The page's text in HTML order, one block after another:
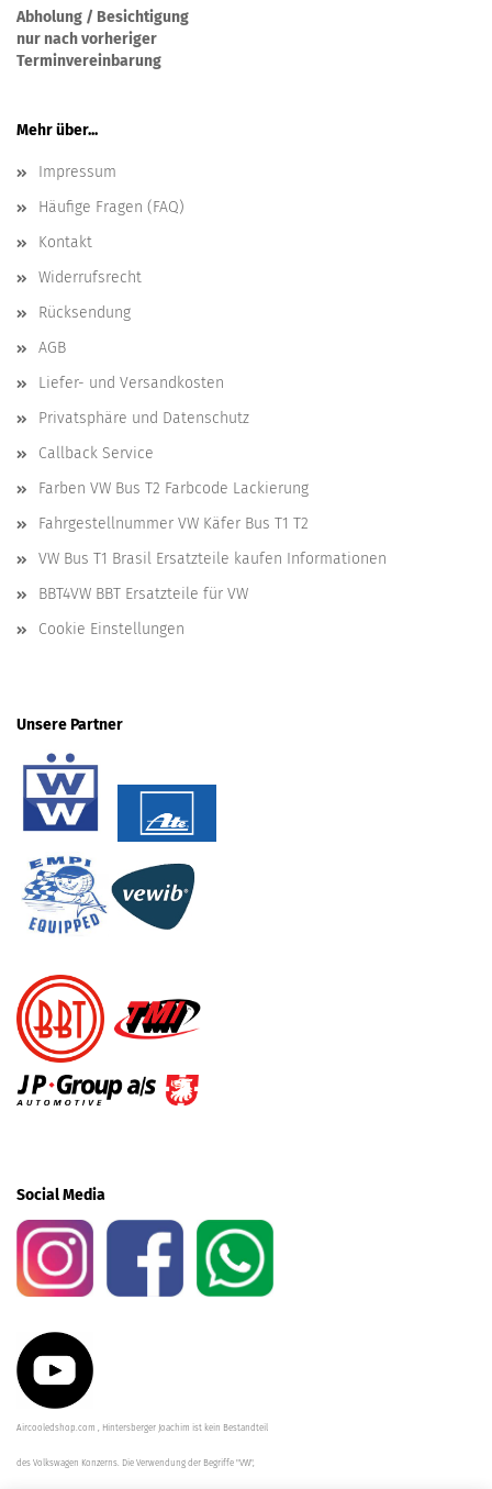
Abholung / Besichtigung
nur nach vorheriger
Terminvereinbarung
Mehr über...
Impressum
Häufige Fragen (FAQ)
Kontakt
Widerrufsrecht
Rücksendung
AGB
Liefer- und Versandkosten
Privatsphäre und Datenschutz
Callback Service
Farben VW Bus T2 Farbcode Lackierung
Fahrgestellnummer VW Käfer Bus T1 T2
VW Bus T1 Brasil Ersatzteile kaufen Informationen
BBT4VW BBT Ersatzteile für VW
Cookie Einstellungen
Unsere Partner
Social Media
Aircooledshop.com , Hintersberger Joachim ist kein Bestandteil
des Volkswagen Konzerns. Die Verwendung der Begriffe "VW",